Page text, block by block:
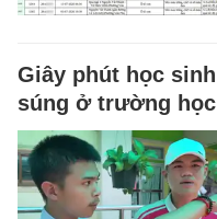
Giây phút học
súng ở trường